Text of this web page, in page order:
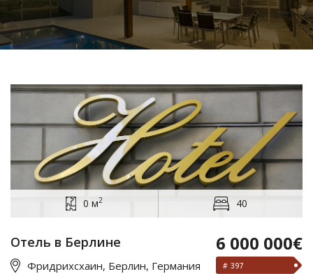
0 м2 40
Отель в Берлине
Фридрихсхаин, Берлин, Германия
6 000 000€
# 397